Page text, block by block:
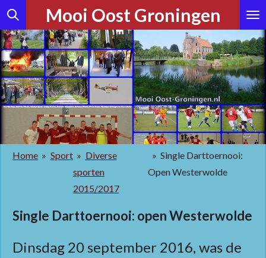
Ga
direct
naar
de
hoofdinhoud
Mooi Oost Groningen
Home » Sport » Diverse
sporten
2015/2017
» Single Darttoernooi:
Open Westerwolde
Single Darttoernooi: open Westerwolde
Dinsdag 20 september 2016, was de